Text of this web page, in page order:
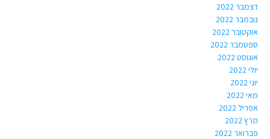
דצמבר 2022
נובמבר 2022
אוקטובר 2022
ספטמבר 2022
אוגוסט 2022
יולי 2022
יוני 2022
מאי 2022
אפריל 2022
מרץ 2022
פברואר 2022